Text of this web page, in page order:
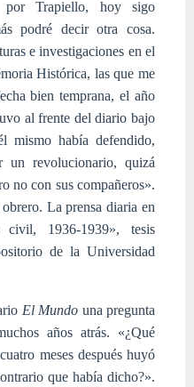
Trapiello, hoy sigo
podré decir otra cosa.
e investigaciones en el
Histórica, las que me
bien temprana, el año
al frente del diario bajo
mismo había defendido,
un revolucionario, quizá
no con sus compañeros».
La prensa diaria en
1936-1939», tesis
de la Universidad
El Mundo una pregunta
años atrás. «¿Qué
meses después huyó
que había dicho?».